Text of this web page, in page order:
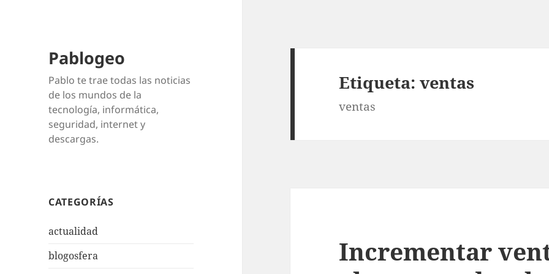
Pablogeo
Pablo te trae todas las noticias
de los mundos de la
tecnología, informática,
seguridad, internet y
descargas.
CATEGORÍAS
actualidad
blogosfera
Etiqueta:ventas
ventas
Incrementar